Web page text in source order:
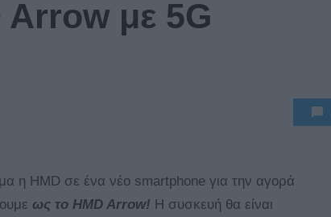
Arrow με 5G
η HMD σε ένα νέο smartphone για την αγορά
ως το HMD Arrow! Η συσκευή θα είναι